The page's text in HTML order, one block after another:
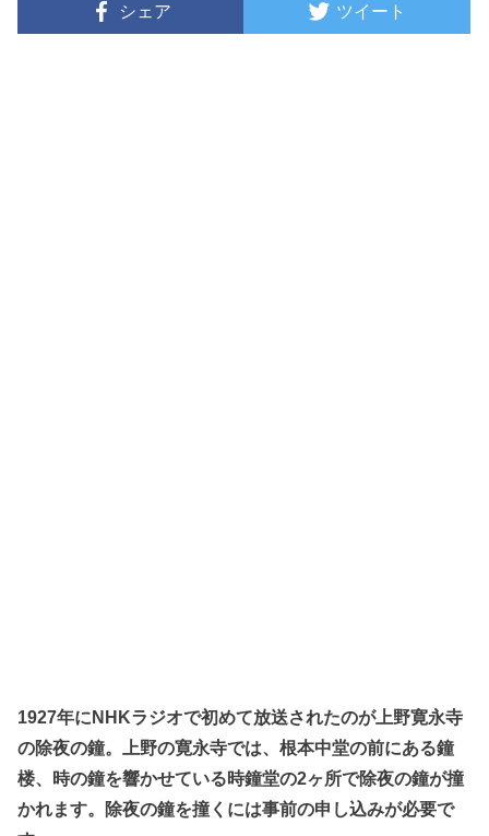
シェア ツイート
1927年にNHKラジオで初めて放送されたのが上野寛永寺
の除夜の鐘。上野の寛永寺では、根本中堂の前にある鐘
楼、時の鐘を響かせている時鐘堂の2ヶ所で除夜の鐘が撞
かれます。除夜の鐘を撞くには事前の申し込みが必要で